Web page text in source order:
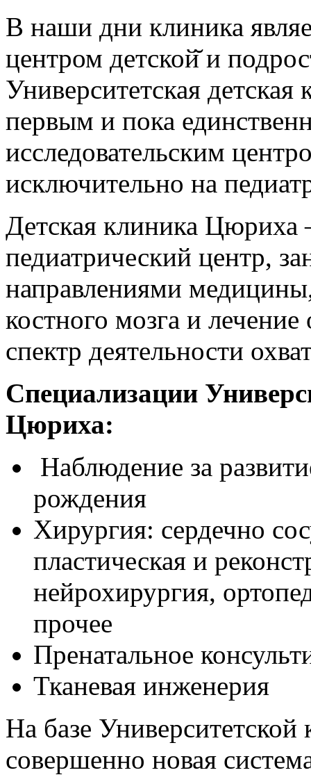
В наши дни клиника
центром детской̆ и
Университетская
первым и пока
исследовательским
исключительно на
Детская клиника Цюриха
педиатрический центр,
направлениями
костного мозга и
спектр деятельности
Специализации
Цюриха:
Наблюдение за
рождения
Хирургия: сердечно
пластическая и
нейрохирургия,
прочее
Пренатальное
Тканевая инженерия
На базе
совершенно новая